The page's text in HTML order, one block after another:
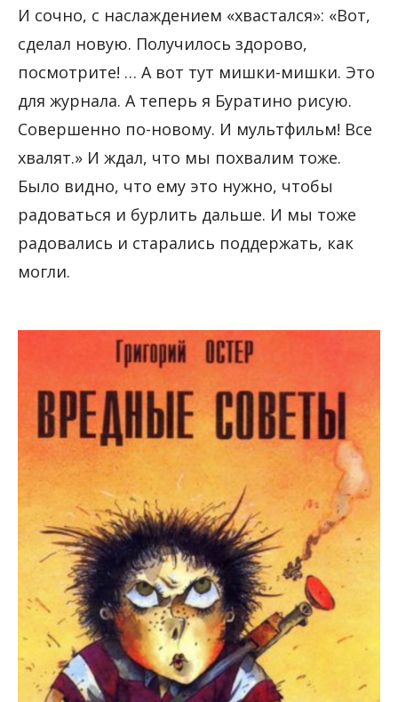
И сочно, с наслаждением «хвастался»: «Вот,
сделал новую. Получилось здорово,
посмотрите! … А вот тут мишки-мишки. Это
для журнала. А теперь я Буратино рисую.
Совершенно по-новому. И мультфильм! Все
хвалят.» И ждал, что мы похвалим тоже.
Было видно, что ему это нужно, чтобы
радоваться и бурлить дальше. И мы тоже
радовались и старались поддержать, как
могли.